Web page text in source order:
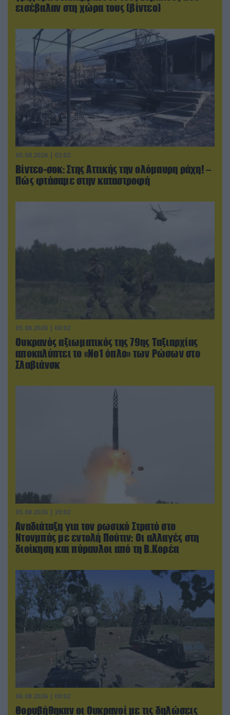
εισέβαλαν στη χώρα τους (βίντεο)
05.08.2026 | 02:02
Βίντεο-σοκ: Στης Αττικής την ολόμαυρη ράχη! –
Πώς φτάσαμε στην καταστροφή
05.08.2026 | 00:02
Ουκρανός αξιωματικός της 79ης Ταξιαρχίας
αποκαλύπτει το «Νο1 όπλο» των Ρώσων στο
Σλαβιάνσκ
05.08.2026 | 20:02
Αναδιάταξη για τον ρωσικό Στρατό στο
Ντονμπάς με εντολή Πούτιν: Οι αλλαγές στη
διοίκηση και πύραυλοι από τη Β.Κορέα
06.08.2026 | 00:02
Θορυβήθηκαν οι Ουκρανοί με τις δηλώσεις